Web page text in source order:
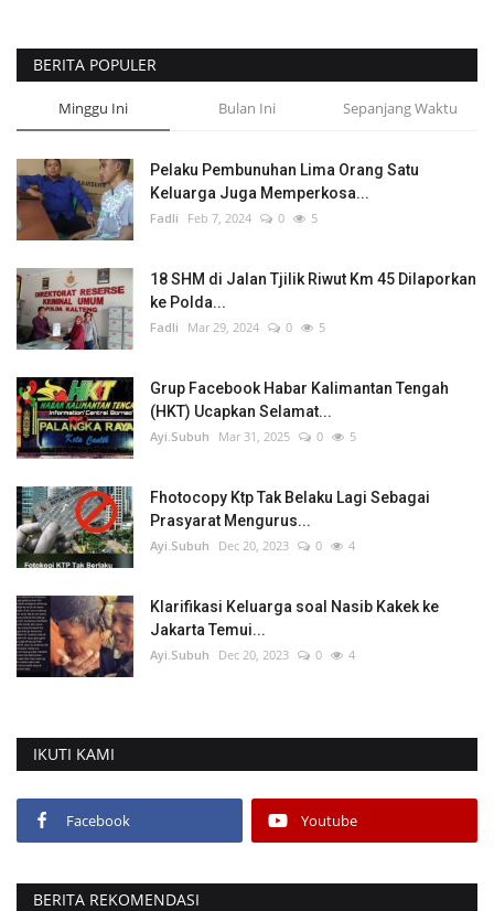
BERITA POPULER
Minggu Ini Bulan Ini Sepanjang Waktu
Pelaku Pembunuhan Lima Orang Satu
Keluarga Juga Memperkosa...
Fadli Feb 7, 2024 0 5
18 SHM di Jalan Tjilik Riwut Km 45 Dilaporkan
ke Polda...
Fadli Mar 29, 2024 0 5
Grup Facebook Habar Kalimantan Tengah
(HKT) Ucapkan Selamat...
Ayi.Subuh Mar 31, 2025 0 5
Fhotocopy Ktp Tak Belaku Lagi Sebagai
Prasyarat Mengurus...
Ayi.Subuh Dec 20, 2023 0 4
Klarifikasi Keluarga soal Nasib Kakek ke
Jakarta Temui...
Ayi.Subuh Dec 20, 2023 0 4
IKUTI KAMI
Facebook Youtube
BERITA REKOMENDASI